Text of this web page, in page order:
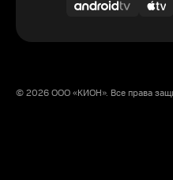
© 2026 ООО «КИОН». Все права